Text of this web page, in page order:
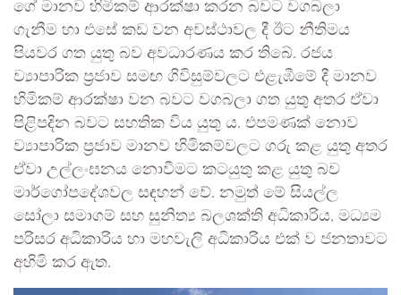
ගේ මානව හිමිකම් ආරක්ෂා කරන බවට වගබලා
ගැනීම හා එසේ කඩ වන අවස්ථාවල දී ඊට නීතිමය
පියවර ගත යුතු බව අවධාරණය කර තිබේ. රජය
ව්‍යාපාරික ප්‍රජාව සමඟ ගිවිසුම්වලට එළැඹීමේ දී මානව
හිමිකම් ආරක්ෂා වන බවට වගබලා ගත යුතු අතර ඒවා
පිළිපදින බවට සහතික විය යුතු ය. එපමණක් නොව
ව්‍යාපාරික ප්‍රජාව මානව හිමිකම්වලට ගරු කළ යුතු අතර
ඒවා උල්ලංඝනය නොවීමට කටයුතු කළ යුතු බව
මාර්ගෝපදේශවල සඳහන් වේ. නමුත් මේ සියල්ල
සෝලා සමාගම් සහ සුනිත්‍ය බලශක්ති අධිකාරිය, මධ්‍යම
පරිසර අධිකාරිය හා මහවැලි අධිකාරිය එක් ව ජනතාවට
අහිමි කර ඇත.